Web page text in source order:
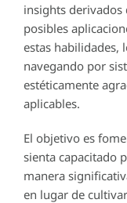
insights derivados
posibles
estas habilidades,
navegando por
estéticamente
aplicables.
El objetivo es
sienta capacitado
manera
en lugar de